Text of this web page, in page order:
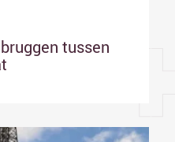
tussen